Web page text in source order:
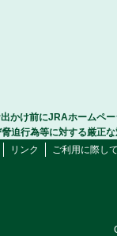
かけ前にJRAホームペ
迫行為等に対する厳正
リンク ご利用に際し